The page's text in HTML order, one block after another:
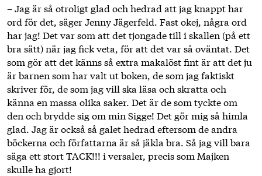
– Jag är så otroligt glad och hedrad att jag knappt har
ord för det, säger Jenny Jägerfeld. Fast okej, några ord
har jag! Det var som att det tjongade till i skallen (på ett
bra sätt) när jag fick veta, för att det var så oväntat. Det
som gör att det känns så extra makalöst fint är att det ju
är barnen som har valt ut boken, de som jag faktiskt
skriver för, de som jag vill ska läsa och skratta och
känna en massa olika saker. Det är de som tyckte om
den och brydde sig om min Sigge! Det gör mig så himla
glad. Jag är också så galet hedrad eftersom de andra
böckerna och författarna är så jäkla bra. Så jag vill bara
säga ett stort TACK!!! i versaler, precis som Majken
skulle ha gjort!